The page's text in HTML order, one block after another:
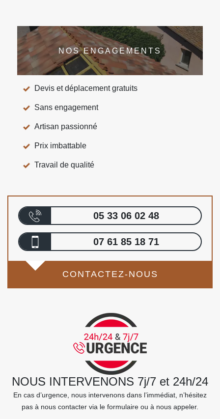
NOS ENGAGEMENTS
Devis et déplacement gratuits
Sans engagement
Artisan passionné
Prix imbattable
Travail de qualité
05 33 06 02 48
07 61 85 18 71
CONTACTEZ-NOUS
NOUS INTERVENONS 7j/7 et 24h/24
En cas d’urgence, nous intervenons dans l’immédiat, n’hésitez
pas à nous contacter via le formulaire ou à nous appeler.